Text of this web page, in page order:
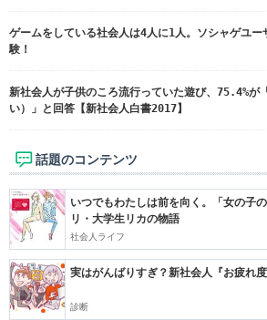
ゲームをしている社会人は4人に1人。ソシャゲユー
験！
新社会人が子供のころ流行っていた遊び、75.4%が
い）」と回答【新社会人白書2017】
話題のコンテンツ
いつでもわたしは前を向く。「女の子
リ・大学生リカの物語
社会人ライフ
実はがんばりすぎ？新社会人『お疲れ
診断